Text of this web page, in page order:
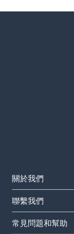
關於我們
聯繫我們
常見問題和幫助